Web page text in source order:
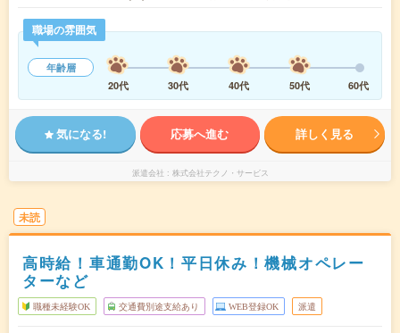
職場の雰囲気
年齢層
20代
30代 40代 50代 60代
気になる! 応募へ進む 詳しく見る
派遣会社 株式会社テクノ・サービス
未読
高時給！車通勤OK！平日休み！機械オペレー
ターなど
職種未経験OK 交通費別途支給あり WEB登録OK 派遣